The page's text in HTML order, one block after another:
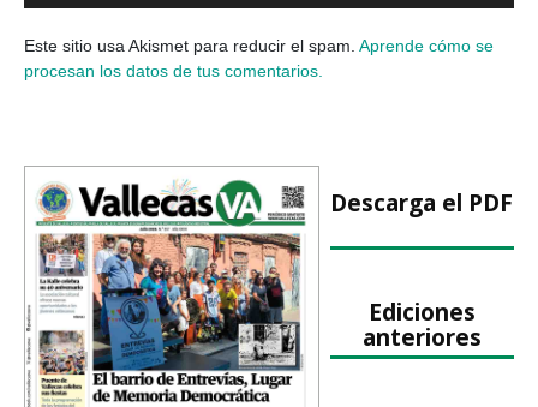
Este sitio usa Akismet para reducir el spam. Aprende cómo se
procesan los datos de tus comentarios.
Descarga el PDF
Ediciones
anteriores